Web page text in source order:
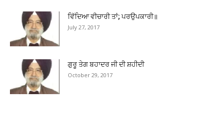
ਵਿੱਦਿਆ ਵੀਚਾਰੀ ਤਾਂ; ਪਰਉਪਕਾਰੀ॥
July 27, 2017
ਗੁਰੂ ਤੇਗ ਬਹਾਦਰ ਜੀ ਦੀ ਸ਼ਹੀਦੀ
October 29, 2017